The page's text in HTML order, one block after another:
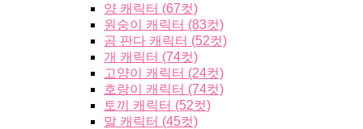
양 캐릭터 (67컷)
원숭이 캐릭터 (83컷)
곰 판다 캐릭터 (52컷)
개 캐릭터 (74컷)
고양이 캐릭터 (24컷)
호랑이 캐릭터 (74컷)
토끼 캐릭터 (52컷)
말 캐릭터 (45컷)